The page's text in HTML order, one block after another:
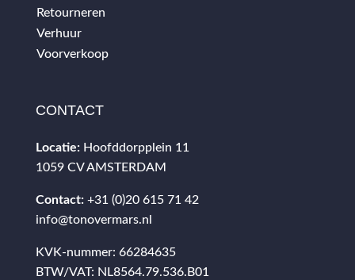
Retourneren
Verhuur
Voorverkoop
CONTACT
Locatie: Hoofddorpplein 11
1059 CV AMSTERDAM
Contact: +31 (0)20 615 71 42
info@tonovermars.nl
KVK-nummer: 66284635
BTW/VAT: NL8564.79.536.B01